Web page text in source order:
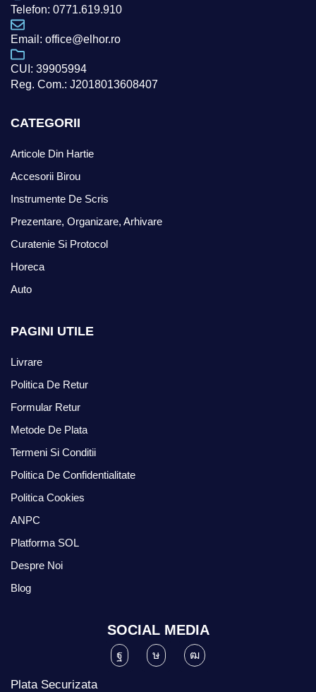
Telefon: 0771.619.910
Email: office@elhor.ro
CUI: 39905994
Reg. Com.: J2018013608407
CATEGORII
Articole Din Hartie
Accesorii Birou
Instrumente De Scris
Prezentare, Organizare, Arhivare
Curatenie Si Protocol
Horeca
Auto
PAGINI UTILE
Livrare
Politica De Retur
Formular Retur
Metode De Plata
Termeni Si Conditii
Politica De Confidentialitate
Politica Cookies
ANPC
Platforma SOL
Despre Noi
Blog
SOCIAL MEDIA
Plata Securizata